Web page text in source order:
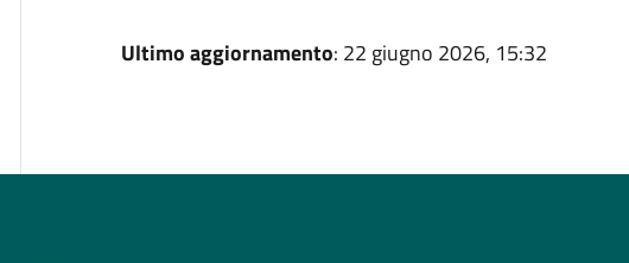
Ultimo aggiornamento: 22 giugno 2026, 15:32